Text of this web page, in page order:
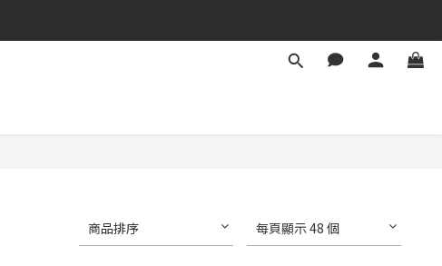
商品排序 每頁顯示 48 個